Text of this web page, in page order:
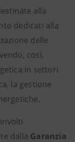
alla
dedicati alla
delle
così,
in settori
la gestione
dalla Garanzia